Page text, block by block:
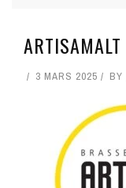
ARTISAMALT
3 MARS 2025 BY